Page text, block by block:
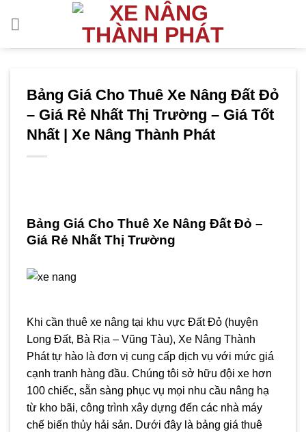
Bảng Giá Cho Thuê Xe Nâng Đất Đỏ
– Giá Rẻ Nhất Thị Trường – Giá Tốt
Nhất | Xe Nâng Thành Phát
Bảng Giá Cho Thuê Xe Nâng Đất Đỏ –
Giá Rẻ Nhất Thị Trường
Khi cần thuê xe nâng tại khu vực Đất Đỏ (huyện
Long Đất, Bà Rịa – Vũng Tàu), Xe Nâng Thành
Phát tự hào là đơn vị cung cấp dịch vụ với mức giá
cạnh tranh hàng đầu. Chúng tôi sở hữu đội xe hơn
100 chiếc, sẵn sàng phục vụ mọi nhu cầu nâng hạ
từ kho bãi, công trình xây dựng đến các nhà máy
chế biến thủy hải sản. Dưới đây là bảng giá thuê